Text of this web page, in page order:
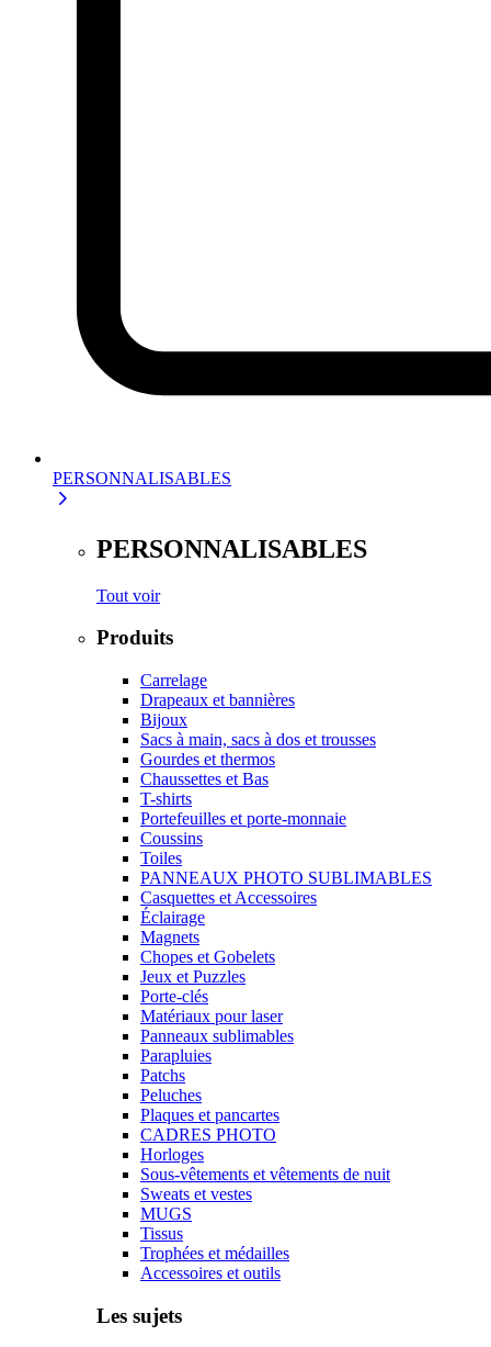
PERSONNALISABLES
PERSONNALISABLES
Tout voir
Produits
Carrelage
Drapeaux et bannières
Bijoux
Sacs à main, sacs à dos et trousses
Gourdes et thermos
Chaussettes et Bas
T-shirts
Portefeuilles et porte-monnaie
Coussins
Toiles
PANNEAUX PHOTO SUBLIMABLES
Casquettes et Accessoires
Éclairage
Magnets
Chopes et Gobelets
Jeux et Puzzles
Porte-clés
Matériaux pour laser
Panneaux sublimables
Parapluies
Patchs
Peluches
Plaques et pancartes
CADRES PHOTO
Horloges
Sous-vêtements et vêtements de nuit
Sweats et vestes
MUGS
Tissus
Trophées et médailles
Accessoires et outils
Les sujets